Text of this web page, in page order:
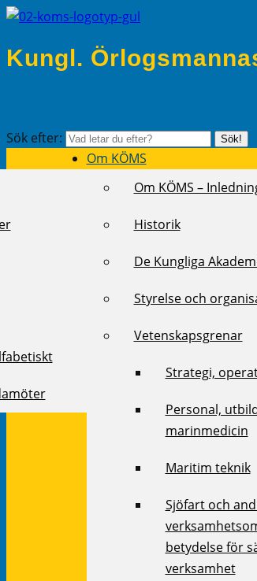
Kungl.
Sök efter: Sök!
Om KÖMS
Om KÖMS –
Historik
De Kungliga
Styrelse och
Vetenskapsgrenar
Strategi,
Personal,
marinmedicin
Maritim teknik
Sjöfart och
betydelse för
verksamhet